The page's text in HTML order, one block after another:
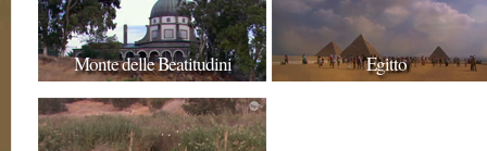
Monte delle Beatitudini Egitto